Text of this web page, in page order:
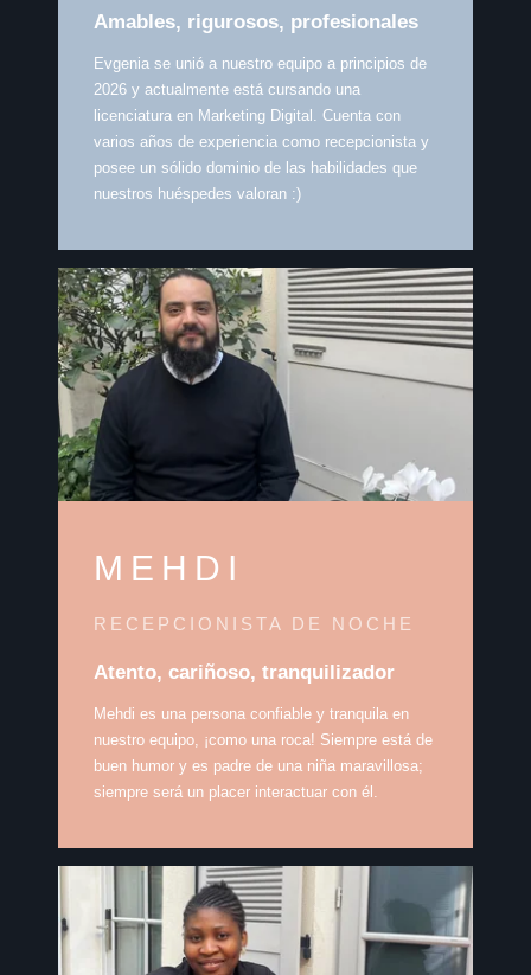
Amables, rigurosos, profesionales
Evgenia se unió a nuestro equipo a principios de
2026 y actualmente está cursando una
licenciatura en Marketing Digital. Cuenta con
varios años de experiencia como recepcionista y
posee un sólido dominio de las habilidades que
nuestros huéspedes valoran :)
MEHDI
RECEPCIONISTA DE NOCHE
Atento, cariñoso, tranquilizador
Mehdi es una persona confiable y tranquila en
nuestro equipo, ¡como una roca! Siempre está de
buen humor y es padre de una niña maravillosa;
siempre será un placer interactuar con él.